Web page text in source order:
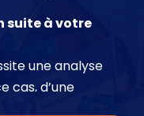
suite à votre
une analyse
cas, d’une